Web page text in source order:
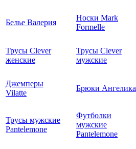
Белье Валерия
Носки Mark
Formelle
Трусы Clever
женские
Трусы Clever
мужские
Джемперы
Vilatte
Брюки Ангелика
Трусы мужские
Pantelemone
Футболки
мужские
Pantelemone